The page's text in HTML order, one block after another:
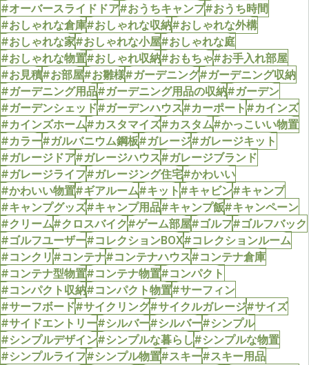
#オーバースライドドア#おうちキャンプ#おうち時間
#おしゃれな倉庫#おしゃれな収納#おしゃれな外構
#おしゃれな家#おしゃれな小屋#おしゃれな庭
#おしゃれな物置#おしゃれ収納#おもちゃ#お手入れ部屋
#お見積#お部屋#お雛様#ガーデニング#ガーデニング収納
#ガーデニング用品#ガーデニング用品の収納#ガーデン
#ガーデンシェッド#ガーデンハウス#カーポート#カインズ
#カインズホーム#カスタマイズ#カスタム#かっこいい物置
#カラー#ガルバニウム鋼板#ガレージ#ガレージキット
#ガレージドア#ガレージハウス#ガレージブランド
#ガレージライフ#ガレージング住宅#かわいい
#かわいい物置#ギアルーム#キット#キャビン#キャンプ
#キャンプグッズ#キャンプ用品#キャンプ飯#キャンペーン
#クリーム#クロスバイク#ゲーム部屋#ゴルフ#ゴルフバック
#ゴルフユーザー#コレクションBOX#コレクションルーム
#コンクリ#コンテナ#コンテナハウス#コンテナ倉庫
#コンテナ型物置#コンテナ物置#コンパクト
#コンパクト収納#コンパクト物置#サーフィン
#サーフボード#サイクリング#サイクルガレージ#サイズ
#サイドエントリー#シルバー#シルバー#シンプル
#シンプルデザイン#シンプルな暮らし#シンプルな物置
#シンプルライフ#シンプル物置#スキー#スキー用品